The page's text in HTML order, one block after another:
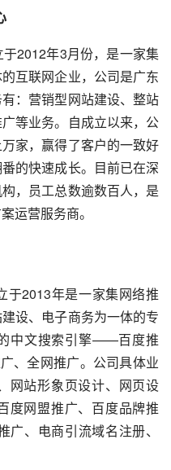
2012年3月份，是一家集
互联网企业，公司是广东
：营销型网站建设、整站
等业务。自成立以来，公
家，赢得了客户的一致好
的快速成长。目前已在深
，员工总数逾数百人，是
运营服务商。
于2013年是一家集网络推
设、电子商务为一体的专
中文搜索引擎——百度推
、全网推广。公司具体业
网站形象页设计、网页设
度网盟推广、百度品牌推
、电商引流域名注册、